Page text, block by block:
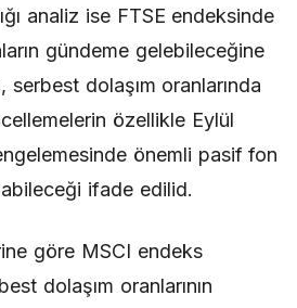
analiz ise FTSE endeksinde
gündeme gelebileceğine
dolaşım oranlarında
özellikle Eylül
önemli pasif fon
ifade edilid.
göre MSCI endeks
dolaşım oranlarının